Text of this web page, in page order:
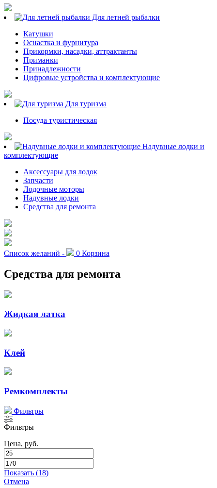
Для летней рыбалки
Катушки
Оснастка и фурнитура
Прикормки, насадки, аттрактанты
Приманки
Принадлежности
Цифровые устройства и комплектующие
Для туризма
Посуда туристическая
Надувные лодки и
комплектующие
Аксессуары для лодок
Запчасти
Лодочные моторы
Надувные лодки
Средства для ремонта
Список желаний - 0 Корзина
Средства для ремонта
Жидкая латка
Клей
Ремкомплекты
Фильтры
Фильтры
Цена, руб.
Показать (18)
Отмена